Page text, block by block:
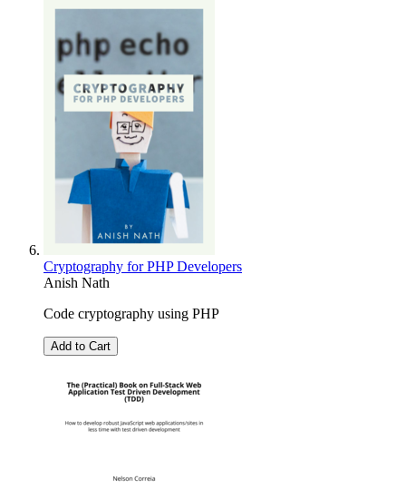
Cryptography for PHP Developers
Anish Nath
Code cryptography using PHP
Add to Cart